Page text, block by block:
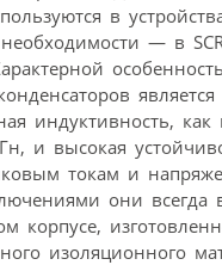
в
— в
индуктивность,
и высокая
токам и
они всегда
корпусе,
изоляционного